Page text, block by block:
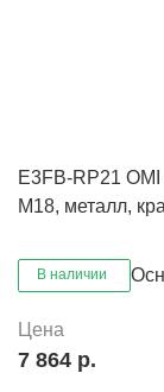
E3FB-RP21
M18, металл,
В наличии
Цена
7 864 р.